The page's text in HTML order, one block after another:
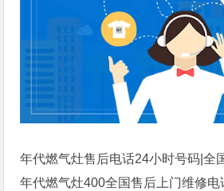
年代燃气灶售后电话24小时号码|全
年代燃气灶400全国售后上门维修电